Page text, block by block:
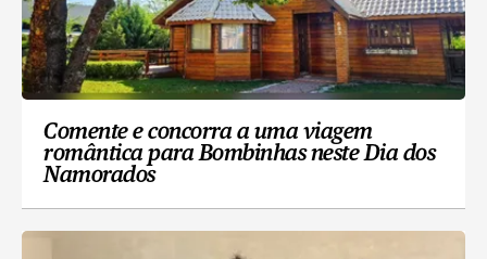
Comente e concorra a uma viagem
romântica para Bombinhas neste Dia dos
Namorados